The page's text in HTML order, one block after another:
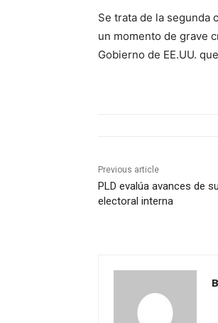
Se trata de la segunda
un momento de grave
Gobierno de EE.UU.
Previous article
PLD evalúa avances de
electoral interna